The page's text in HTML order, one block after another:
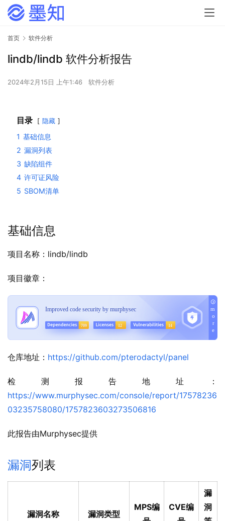
首页 软件分析
lindb/lindb 软件分析报告
2024年2月15日 上午1:46 软件分析
目录 隐藏
1 基础信息
2 漏洞列表
3 缺陷组件
4 许可证风险
5 SBOM清单
基础信息
项目名称：lindb/lindb
项目徽章：
仓库地址： https://github.com/pterodactyl/panel
检测报告地址：
https://www.murphysec.com/console/report/17578236
03235758080/1757823603273506816
此报告由Murphysec提供
漏洞列表
漏洞名称 漏洞类型
MPS编
CVE编
漏
洞